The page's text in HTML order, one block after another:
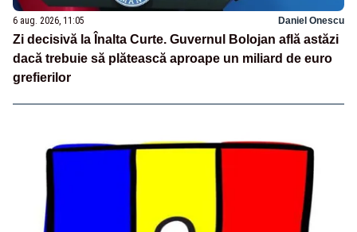
6 aug. 2026, 11:05 Daniel Onescu
Zi decisivă la Înalta Curte. Guvernul Bolojan află astăzi
dacă trebuie să plătească aproape un miliard de euro
grefierilor